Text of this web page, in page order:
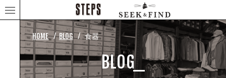
HOME ⁄ BLOG ⁄ 食器
BLOG_